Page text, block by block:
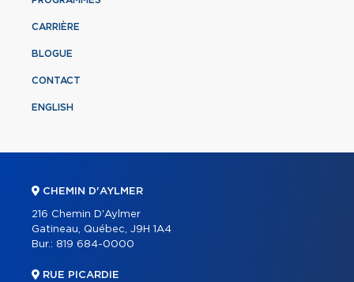
CARRIÈRE
BLOGUE
CONTACT
ENGLISH
CHEMIN D'AYLMER
216 Chemin D'Aylmer
Gatineau, Québec, J9H 1A4
Bur.: 819 684-0000
RUE PICARDIE